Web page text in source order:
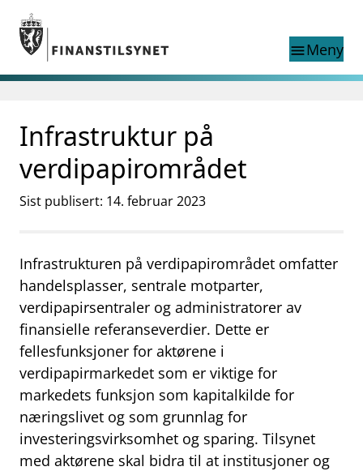
Gå til hovedinnhold
Gå til søkesiden
menuMeny
nettstedet
English
English
English home page
Tilsyn
Aktuelt
Finanstilsynets registre
supervisor_accountForbrukerinformasjon
businessOm Finanstilsynet
mail_outlineKontakt oss
work_outlineJobb hos oss
dashboard Informasjon for investorer
notifications_noneAbonner på nyhetsvarsel
Infrastruktur på
verdipapirområdet
Sist publisert: 14. februar 2023
Infrastrukturen på verdipapirområdet omfatter
handelsplasser, sentrale motparter,
verdipapirsentraler og administratorer av
finansielle referanseverdier. Dette er
fellesfunksjoner for aktørene i
verdipapirmarkedet som er viktige for
markedets funksjon som kapitalkilde for
næringslivet og som grunnlag for
investeringsvirksomhet og sparing. Tilsynet
med aktørene skal bidra til at institusjoner og